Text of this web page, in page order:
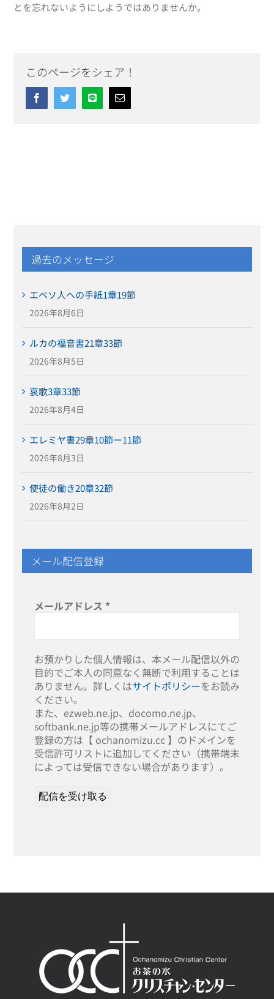
とを忘れないようにしようではありませんか。
このページをシェア！
FacebookTwitterLine Email
過去のメッセージ
エペソ人への手紙1章19節
2026年8月6日
ルカの福音書21章33節
2026年8月5日
哀歌3章33節
2026年8月4日
エレミヤ書29章10節ー11節
2026年8月3日
使徒の働き20章32節
2026年8月2日
メール配信登録
メールアドレス *
お預かりした個人情報は、本メール配信以外の
目的でご本人の同意なく無断で利用することは
ありません。詳しくはサイトポリシーをお読み
ください。
また、ezweb.ne.jp、docomo.ne.jp、
softbank.ne.jp等の携帯メールアドレスにてご
登録の方は【 ochanomizu.cc 】のドメインを
受信許可リストに追加してください（携帯端末
によっては受信できない場合があります）。